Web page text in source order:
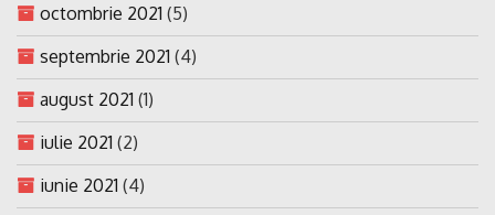
octombrie 2021 (5)
septembrie 2021 (4)
august 2021 (1)
iulie 2021 (2)
iunie 2021 (4)